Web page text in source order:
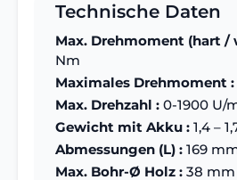
Technische Daten
Max. Drehmoment (hart /
Nm
Maximales Drehmoment :
Max. Drehzahl : 0-1900 U/
Gewicht mit Akku : 1,4 –
Abmessungen (L) : 169
Max. Bohr-Ø Holz : 38